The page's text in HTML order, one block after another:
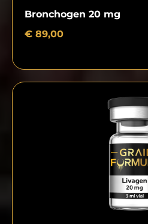
Bronchogen 20 mg
€ 89,00